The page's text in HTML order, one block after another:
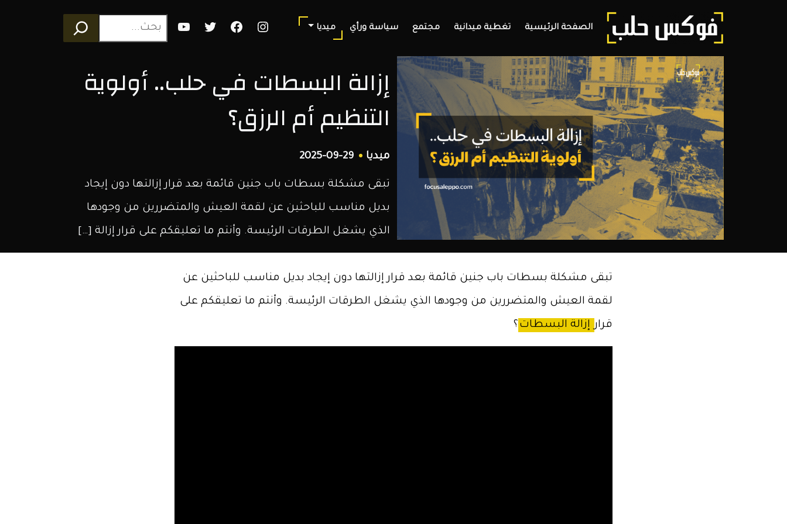
فوكس
حلب
مجلة
الكترونية
تغطي
أخبار
محافظة
حلب
الصفحة الرئيسية تغطية ميدانية مجتمع سياسة ورأي ميديا YoutubeTwitterFacebookInstagram
إزالة البسطات في حلب.. أولوية
التنظيم أم الرزق؟
ميديا 2025-09-29
تبقى مشكلة بسطات باب جنين قائمة بعد قرار إزالتها دون إيجاد
بديل مناسب للباحثين عن لقمة العيش والمتضررين من وجودها
الذي يشغل الطرقات الرئيسة. وأنتم ما تعليقكم على قرار إزالة […]
تبقى مشكلة بسطات باب جنين قائمة بعد قرار إزالتها دون إيجاد بديل مناسب للباحثين عن
لقمة العيش والمتضررين من وجودها الذي يشغل الطرقات الرئيسة. وأنتم ما تعليقكم على
قرار إزالة البسطات ؟